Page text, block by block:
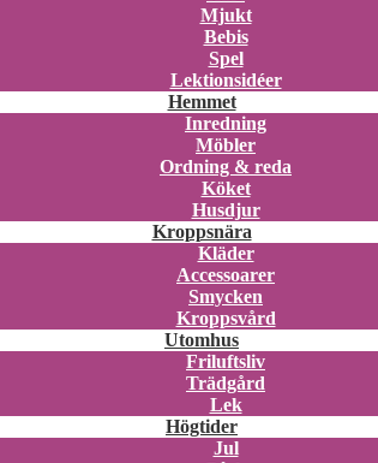
Mjukt
Bebis
Spel
Lektionsidéer
Hemmet
Inredning
Möbler
Ordning & reda
Köket
Husdjur
Kroppsnära
Kläder
Accessoarer
Smycken
Kroppsvård
Utomhus
Friluftsliv
Trädgård
Lek
Högtider
Jul